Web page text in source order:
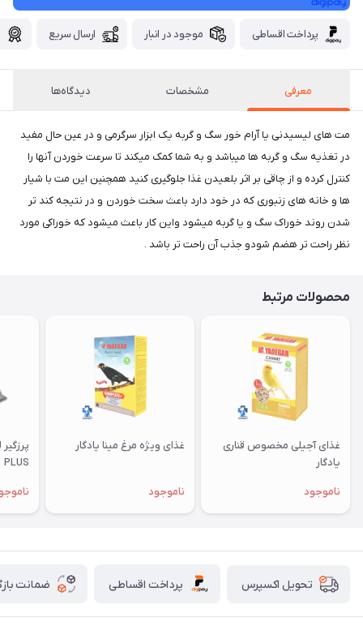
پرداخت اقساطی موجود در انبار ارسال سریع
معرفی مشخصات دیدگاه‌ها
مت های لیسیدنی یا آرام خور سگ و گربه یک ابزار سرگرمی و در عین حال مفید
در تغذیه سگ و گربه ها میباشد و به شما کمک میکند تا سرعت خوردن آنها را
کنترل کرده و از چاقی بر اثر بلعیدن غذا جلوگیری کنید همچنین این مت با شیار
ها و خانه های زنبوری که در خود دارد باعث سخت خوردن و در نتیجه کند تر
شدن روند خوراک سگ و یا گربه میشود واین کار باعث میشود که خوراکی مورد
نظر راحت تر هضم شودو جذب آن راحت تر باشد .
محصولات مرتبط
غذای آجیلی مخصوص قناری
یادگار
ناموجود
غذای ویژه مرغ مینا یادگار
ناموجود
PLUS
تحویل اکسپرس پرداخت اقساطی ضمانت